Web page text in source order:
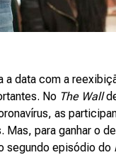
data com a
No The Wall
as
para ganhar o
segundo episódio do